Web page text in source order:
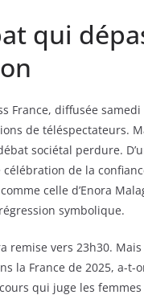
qui
France, diffusée
de téléspectateurs.
sociétal perdure.
de la
celle d’Enora
symbolique.
remise vers 23h30.
la France de 2025, a-t-
qui juge les